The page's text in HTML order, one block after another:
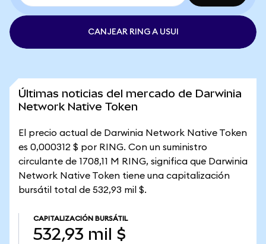
CANJEAR RING A USUI
Últimas noticias del mercado de Darwinia
Network Native Token
El precio actual de Darwinia Network Native Token
es 0,000312 $ por RING. Con un suministro
circulante de 1708,11 M RING, significa que Darwinia
Network Native Token tiene una capitalización
bursátil total de 532,93 mil $.
CAPITALIZACIÓN BURSÁTIL
532,93 mil $